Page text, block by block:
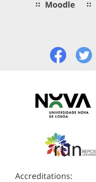
Moodle
Accreditations: